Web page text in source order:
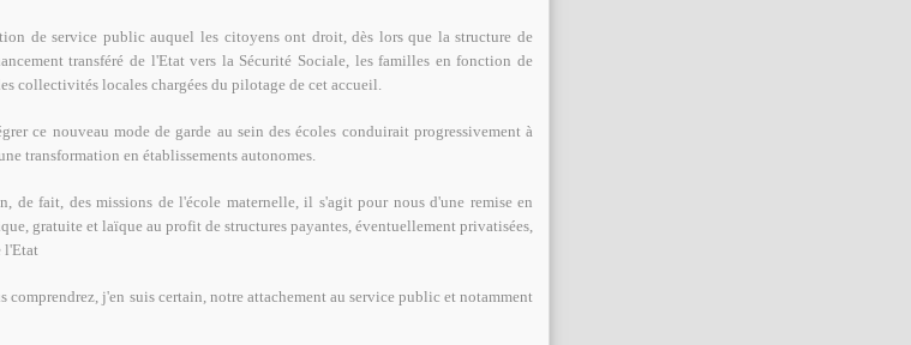
de service public auquel les citoyens ont droit, dès lors que la structure de
transféré de l'Etat vers la Sécurité Sociale, les familles en fonction de
collectivités locales chargées du pilotage de cet accueil.
ce nouveau mode de garde au sein des écoles conduirait progressivement à
transformation en établissements autonomes.
de fait, des missions de l'école maternelle, il s'agit pour nous d'une remise en
gratuite et laïque au profit de structures payantes, éventuellement privatisées,
l'Etat
comprendrez, j'en suis certain, notre attachement au service public et notamment